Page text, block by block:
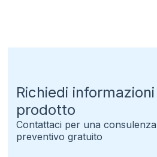
Richiedi
prodotto
Contattaci per una
preventivo gratuito